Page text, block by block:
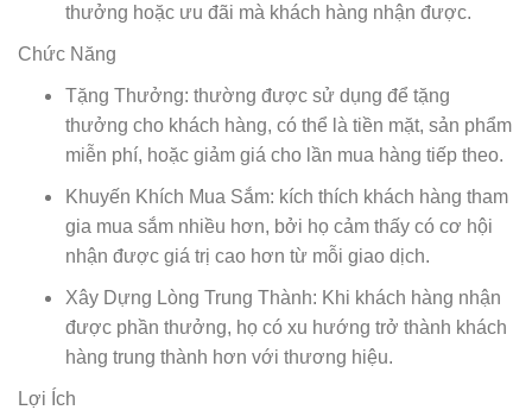
thưởng hoặc ưu đãi mà khách hàng nhận được.
Chức Năng
Tặng Thưởng: thường được sử dụng để tặng
thưởng cho khách hàng, có thể là tiền mặt, sản phẩm
miễn phí, hoặc giảm giá cho lần mua hàng tiếp theo.
Khuyến Khích Mua Sắm: kích thích khách hàng tham
gia mua sắm nhiều hơn, bởi họ cảm thấy có cơ hội
nhận được giá trị cao hơn từ mỗi giao dịch.
Xây Dựng Lòng Trung Thành: Khi khách hàng nhận
được phần thưởng, họ có xu hướng trở thành khách
hàng trung thành hơn với thương hiệu.
Lợi Ích